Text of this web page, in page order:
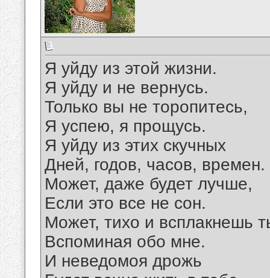
Я уйду из этой жизни.
Я уйду и не вернусь.
Только вы не торопитесь,
Я успею, я прощусь.
Я уйду из этих скучных
Дней, годов, часов, времен.
Может, даже будет лучше,
Если это все не сон.
Может, тихо и всплакнешь
Вспоминая обо мне.
И неведомоя дрожь